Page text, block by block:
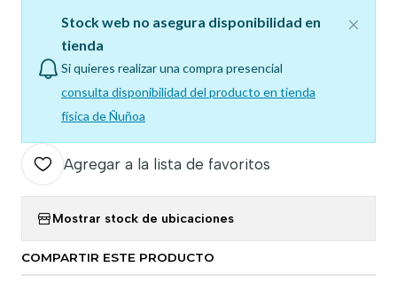
Stock web no asegura disponibilidad en
tienda
Si quieres realizar una compra presencial
consulta disponibilidad del producto en tienda
física de Ñuñoa
Agregar a la lista de favoritos
Mostrar stock de ubicaciones
COMPARTIR ESTE PRODUCTO